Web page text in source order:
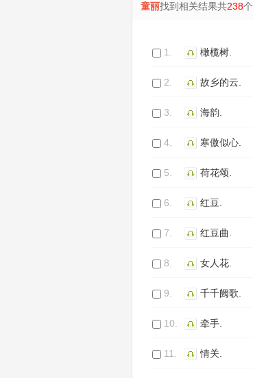
童丽找到相关结果共238个
1. 橄榄树.
2. 故乡的云.
3. 海韵.
4. 寒傲似心.
5. 荷花颂.
6. 红豆.
7. 红豆曲.
8. 女人花.
9. 千千阙歌.
10. 牵手.
11. 情关.